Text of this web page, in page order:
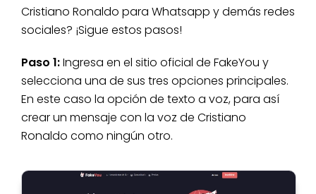
Cristiano Ronaldo para Whatsapp y demás redes
sociales? ¡Sigue estos pasos!
Paso 1:Ingresa en el sitio oficial de FakeYou y
selecciona una de sus tres opciones principales.
En este caso la opción de texto a voz, para así
crear un mensaje con la voz de Cristiano
Ronaldo como ningún otro.